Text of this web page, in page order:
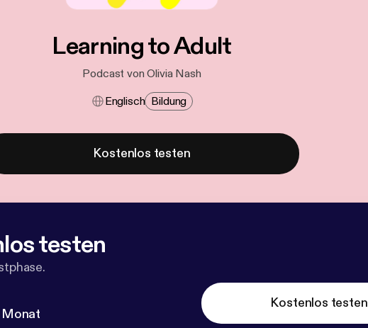
Learning to Adult
Podcast von Olivia Nash
Englisch Bildung
Kostenlos testen
testen
Kostenlos testen